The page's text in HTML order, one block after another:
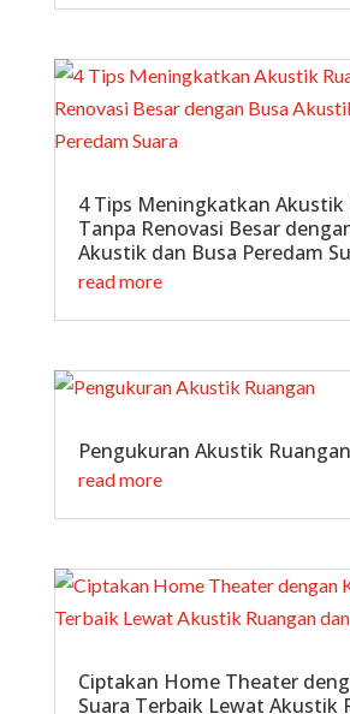
4 Tips Meningkatkan Akustik
Tanpa Renovasi Besar
Akustik dan Busa Peredam
read more
Pengukuran Akustik Ruangan
read more
Ciptakan Home Theater
Suara Terbaik Lewat Akustik